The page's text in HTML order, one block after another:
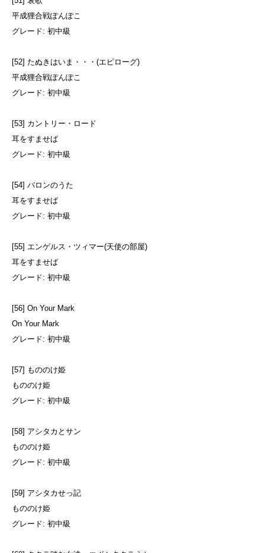
平成狸合戦ぽんぽこ
グレード: 初中級
[52] たぬきはいま・・・(エピローグ)
平成狸合戦ぽんぽこ
グレード: 初中級
[53] カントリー・ロード
耳をすませば
グレード: 初中級
[54] バロンのうた
耳をすませば
グレード: 初中級
[55] エンゲルス・ツィマー(天使の部屋)
耳をすませば
グレード: 初中級
[56] On Your Mark
On Your Mark
グレード: 初中級
[57] もののけ姫
もののけ姫
グレード: 初中級
[58] アシタカとサン
もののけ姫
グレード: 初中級
[59] アシタカせっ記
もののけ姫
グレード: 初中級